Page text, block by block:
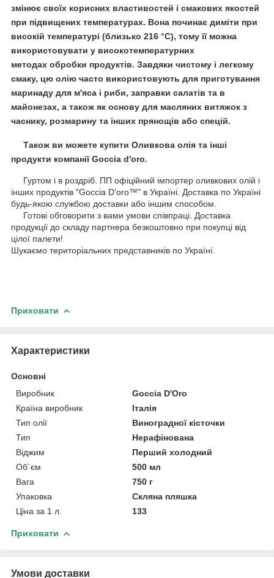
змінює своїх корисних властивостей і смакових якостей
при підвищених температурах. Вона починає диміти при
високій температурі (близько 216 °C), тому її можна
використовувати у високотемпературних
методах обробки продуктів. Завдяки чистому і легкому
смаку, цю олію часто використовують для приготування
маринаду для м'яса і риби, заправки салатів та в
майонезах, а також як основу для масляних витяжок з
часнику, розмарину та інших прянощів або спецій.
Також ви можете купити Оливкова олія та інші
продукти компанії Goccia d'oro.
Гуртом і в роздріб. ПП офіційний імпортер оливкових олій і
інших продуктів "Goccia D'oro™" в Україні. Доставка по Україні
будь-якою службою доставки або іншим способом.
Готові обговорити з вами умови співпраці. Доставка
продукції до складу партнера безкоштовно при покупці від
цілої палети!
Шукаємо територіальних представників по Україні.
Приховати
Характеристики
Основні
Виробник
Goccia D'Oro
Країна виробник
Італія
Тип олії
Виноградної кісточки
Тип
Нерафінована
Віджим
Перший холодний
Об`єм
500 мл
Вага
750 г
Упаковка
Скляна пляшка
Ціна за 1 л.
133
Приховати
Умови доставки